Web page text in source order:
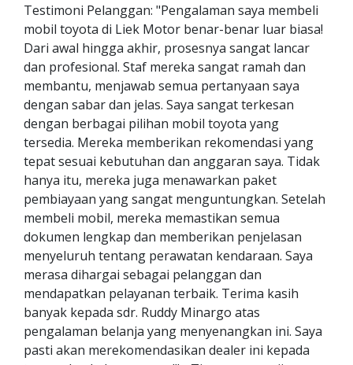
Testimoni Pelanggan: "Pengalaman saya membeli
mobil toyota di Liek Motor benar-benar luar biasa!
Dari awal hingga akhir, prosesnya sangat lancar
dan profesional. Staf mereka sangat ramah dan
membantu, menjawab semua pertanyaan saya
dengan sabar dan jelas. Saya sangat terkesan
dengan berbagai pilihan mobil toyota yang
tersedia. Mereka memberikan rekomendasi yang
tepat sesuai kebutuhan dan anggaran saya. Tidak
hanya itu, mereka juga menawarkan paket
pembiayaan yang sangat menguntungkan. Setelah
membeli mobil, mereka memastikan semua
dokumen lengkap dan memberikan penjelasan
menyeluruh tentang perawatan kendaraan. Saya
merasa dihargai sebagai pelanggan dan
mendapatkan pelayanan terbaik. Terima kasih
banyak kepada sdr. Ruddy Minargo atas
pengalaman belanja yang menyenangkan ini. Saya
pasti akan merekomendasikan dealer ini kepada